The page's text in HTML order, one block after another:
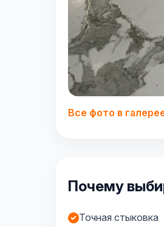
Все фото в
Почему
Точная стыковка